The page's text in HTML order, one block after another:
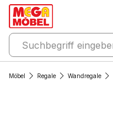
Möbel Regale Wandregale